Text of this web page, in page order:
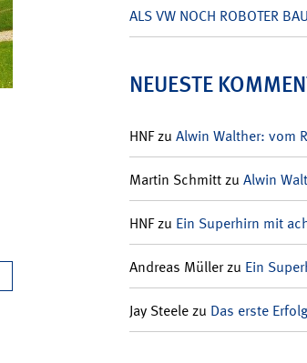
ALS VW NOCH ROBOTER
NEUESTE
HNFzu Alwin Walther: vom
Martin Schmittzu Alwin
HNFzu Ein Superhirn mit
Andreas Müllerzu Ein
Jay Steelezu Das erste